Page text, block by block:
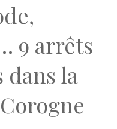
9 arrêts
dans la